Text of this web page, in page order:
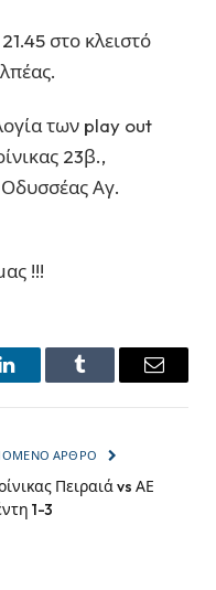
στο κλειστό
των play out
23β.,
Αγ.
!!!
LinkedInTumblr Email
ΆΡΘΡΟ
Πειραιά vs ΑΕ
1-3